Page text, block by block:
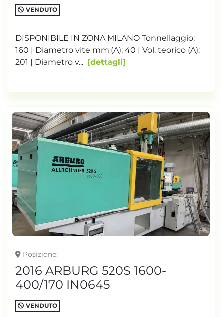
VENDUTO
DISPONIBILE IN ZONA MILANO Tonnellaggio:
160 | Diametro vite mm (A): 40 | Vol. teorico (A):
201 | Diametro v...
dettagli
Posizione
2016 ARBURG 520S 1600-
400/170 IN0645
VENDUTO